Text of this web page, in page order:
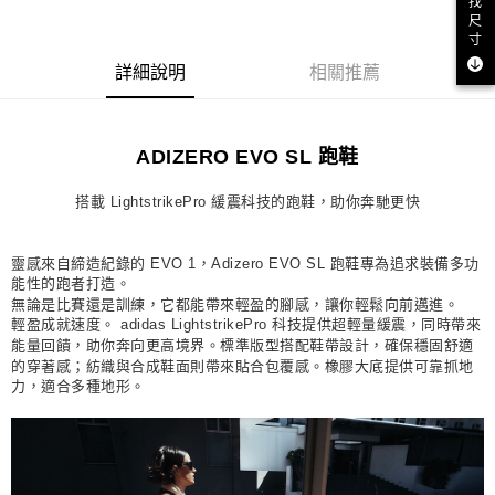
每筆NT$80，滿NT$1,500(含以上)免運費
每筆NT$80，滿NT$1,500(含以上)免運費
詳細說明 相關推薦
ADIZERO EVO SL 跑鞋
搭載 LightstrikePro 緩震科技的跑鞋，助你奔馳更快
靈感來自締造紀錄的 EVO 1，Adizero EVO SL 跑鞋專為追求裝備多功
能性的跑者打造。
無論是比賽還是訓練，它都能帶來輕盈的腳感，讓你輕鬆向前邁進。
輕盈成就速度。 adidas LightstrikePro 科技提供超輕量緩震，同時帶來
能量回饋，助你奔向更高境界。標準版型搭配鞋帶設計，確保穩固舒適
的穿著感；紡織與合成鞋面則帶來貼合包覆感。橡膠大底提供可靠抓地
力，適合多種地形。
尺
寸